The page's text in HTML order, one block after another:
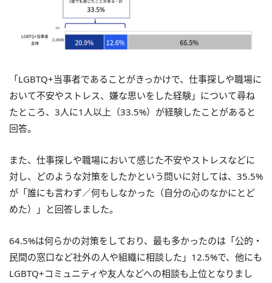
「LGBTQ+当事者であることがきっかけで、仕事探しや職場に
おいて不安やストレス、嫌な思いをした経験」について尋ね
たところ、3人に1人以上（33.5%）が経験したことがあると
回答。
また、仕事探しや職場において感じた不安やストレスなどに
対し、どのような対策をしたかという問いに対しては、35.5%
が「誰にも言わず／何もしなかった（自分の心のなかにとど
めた）」と回答しました。
64.5%は何らかの対策をしており、最も多かったのは「公的・
民間の窓口など社外の人や組織に相談した」12.5%で、他にも
LGBTQ+コミュニティや友人などへの相談も上位となりまし